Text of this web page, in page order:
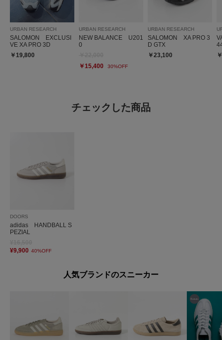
URBAN RESEARCH
SALOMON EXCLUSI
VE XA PRO 3D
￥19,800
URBAN RESEARCH
NEW BALANCE U201
0
￥15,400
30%OFF
URBAN RESEARCH
SALOMON XA PRO 3
D GTX
￥23,100
チェックした商品
DOORS
adidas HANDBALL S
PEZIAL
¥9,900 40%OFF
人気ブランドのスニーカー